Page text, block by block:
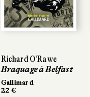
Richard O'Rawe
Braquage à Belfast
Gallimard
22 €
Richard O'Rawe
Braquage à Belfast
Gallimard
22 €